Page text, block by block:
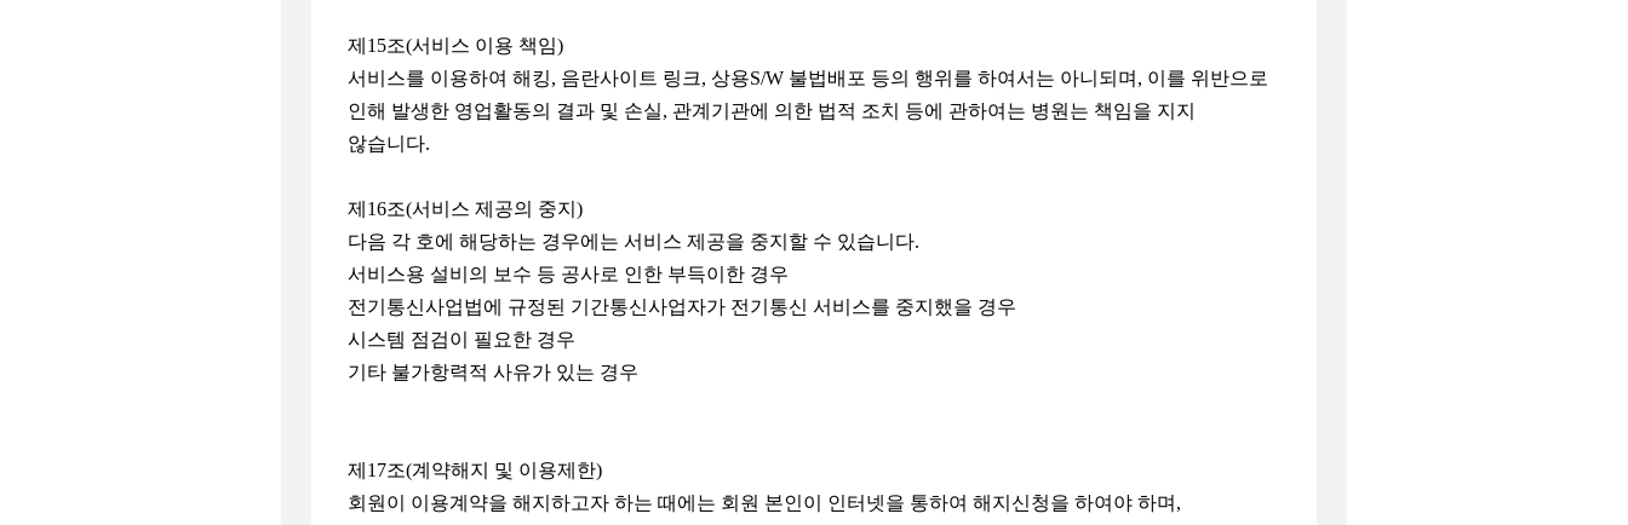
제15조(서비스 이용 책임)
서비스를 이용하여 해킹, 음란사이트 링크, 상용S/W 불법배포 등의 행위를 하여서는 아니되며, 이를 위반으로
인해 발생한 영업활동의 결과 및 손실, 관계기관에 의한 법적 조치 등에 관하여는 병원는 책임을 지지
않습니다.
제16조(서비스 제공의 중지)
다음 각 호에 해당하는 경우에는 서비스 제공을 중지할 수 있습니다.
서비스용 설비의 보수 등 공사로 인한 부득이한 경우
전기통신사업법에 규정된 기간통신사업자가 전기통신 서비스를 중지했을 경우
시스템 점검이 필요한 경우
기타 불가항력적 사유가 있는 경우
제17조(계약해지 및 이용제한)
회원이 이용계약을 해지하고자 하는 때에는 회원 본인이 인터넷을 통하여 해지신청을 하여야 하며,